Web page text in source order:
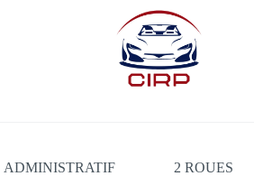
ADMINISTRATIF 2 ROUES